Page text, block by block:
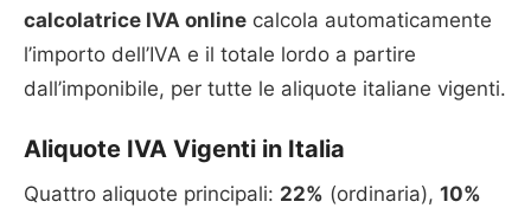
calcolatrice IVA online calcola automaticamente
l’importo dell’IVA e il totale lordo a partire
dall’imponibile, per tutte le aliquote italiane vigenti.
Aliquote IVA Vigenti in Italia
Quattro aliquote principali: 22% (ordinaria), 10%